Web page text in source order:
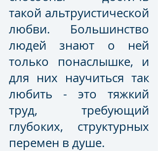
такой альтруистической
любви. Большинство
людей знают о ней
только понаслышке, и
для них научиться так
любить - это тяжкий
труд, требующий
глубоких, структурных
перемен в душе.